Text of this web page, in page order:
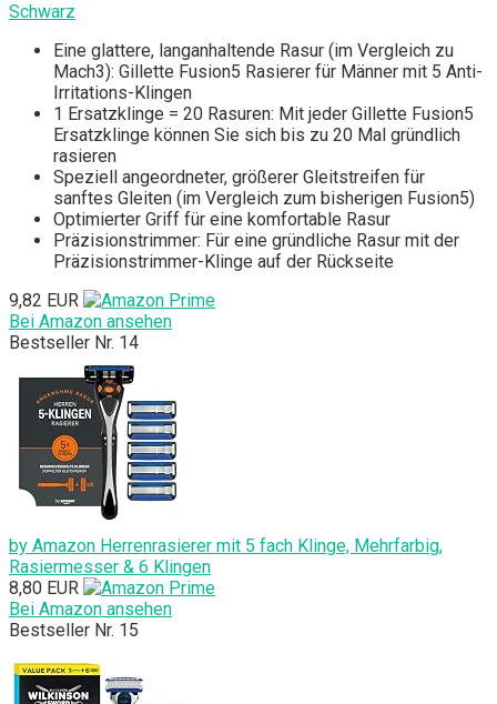
Schwarz
Eine glattere, langanhaltende Rasur (im Vergleich zu
Mach3): Gillette Fusion5 Rasierer für Männer mit 5 Anti-
Irritations-Klingen
1 Ersatzklinge = 20 Rasuren: Mit jeder Gillette Fusion5
Ersatzklinge können Sie sich bis zu 20 Mal gründlich
rasieren
Speziell angeordneter, größerer Gleitstreifen für
sanftes Gleiten (im Vergleich zum bisherigen Fusion5)
Optimierter Griff für eine komfortable Rasur
Präzisionstrimmer: Für eine gründliche Rasur mit der
Präzisionstrimmer-Klinge auf der Rückseite
9,82 EUR
Bei Amazon ansehen
Bestseller Nr. 14
by Amazon Herrenrasierer mit 5 fach Klinge, Mehrfarbig,
Rasiermesser & 6 Klingen
8,80 EUR
Bei Amazon ansehen
Bestseller Nr. 15